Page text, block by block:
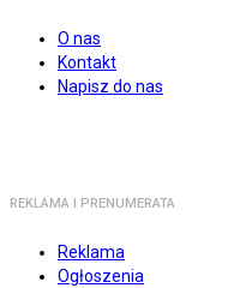
O nas
Kontakt
Napisz do nas
REKLAMA I PRENUMERATA
Reklama
Ogłoszenia